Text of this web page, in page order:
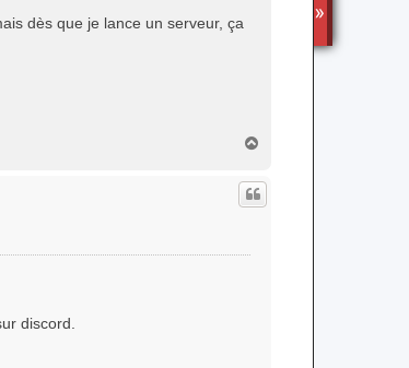
dès que je lance un serveur, ça
u
t
discord.